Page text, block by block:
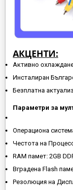
АКЦЕНТИ:
Активно
Инсталиран
Безплатна
Параметри за
Операциона
Честота на
RAM памет: 2GB
Вградена Flash
Резолюция на